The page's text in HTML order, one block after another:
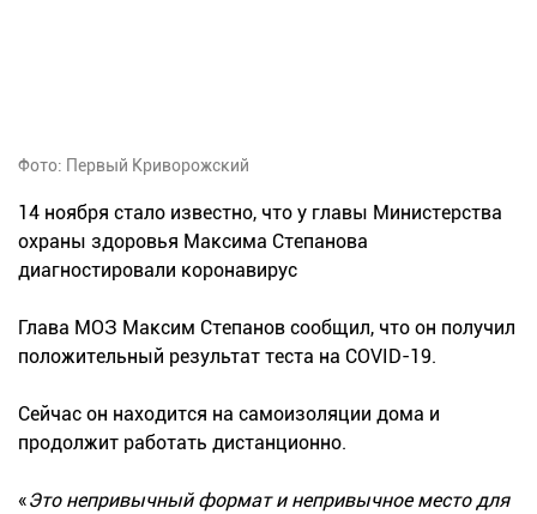
Фото: Первый Криворожский
14 ноября стало известно, что у главы Министерства
охраны здоровья Максима Степанова
диагностировали коронавирус
Глава МОЗ Максим Степанов сообщил, что он получил
положительный результат теста на COVID-19.
Сейчас он находится на самоизоляции дома и
продолжит работать дистанционно.
«Это непривычный формат и непривычное место для